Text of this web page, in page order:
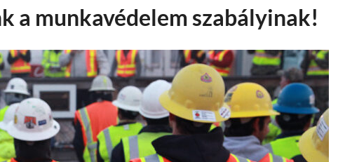
a munkavédelem szabályinak!